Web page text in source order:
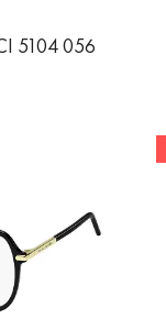
5104 056